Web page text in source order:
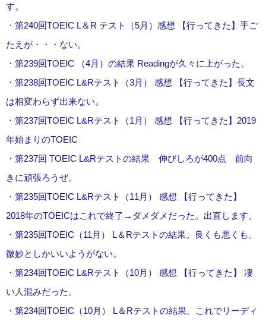
す。
・ 第240回TOEIC L＆R テスト（5月）感想 【行ってきた】手ご
たえが・・・ない。
・ 第239回TOEIC （4月）の結果 Readingが久々に上がった。
・ 第238回TOEIC L&Rテスト（3月） 感想 【行ってきた】長文
は相変わらず出来ない。
・ 第237回TOEIC L&Rテスト（1月） 感想 【行ってきた】2019
年始まりのTOEIC
・ 第237回 TOEIC L&Rテストの結果 伸びしろが400点 前向
きに頑張ろうぜ。
・ 第235回TOEIC L&Rテスト（11月） 感想 【行ってきた】
2018年のTOEICはこれで終了→ダメダメだった。出直します。
・ 第235回TOEIC（11月） L＆Rテストの結果。良くも悪くも、
微妙としかいいようがない。
・ 第234回TOEIC L&Rテスト（10月） 感想 【行ってきた】 凄
い人混みだった。
・ 第234回TOEIC（10月） L＆Rテストの結果。これでリーディ